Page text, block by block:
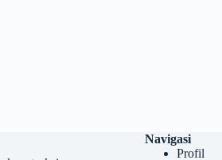
Navigasi
Profil